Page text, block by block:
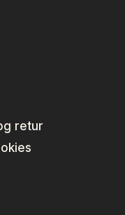
retur